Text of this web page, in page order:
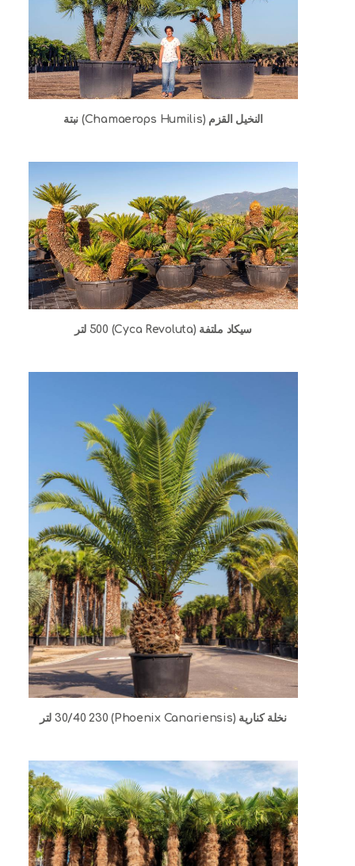
النخيل القزم (Chamaerops Humilis) نبتة
سيكاد ملتفة (Cyca Revoluta) 500 لتر
نخلة كنارية (Phoenix Canariensis) 30/40 230 لتر